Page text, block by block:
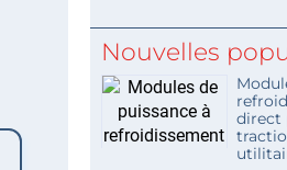
Nouvelles
direct